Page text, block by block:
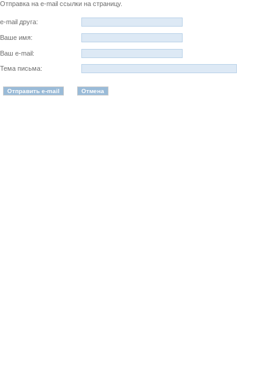
Отправка на e-mail ссылки на страницу.
e-mail друга:
Ваше имя:
Ваш e-mail:
Тема письма: